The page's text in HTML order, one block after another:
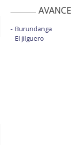
Burundanga
El jilguero